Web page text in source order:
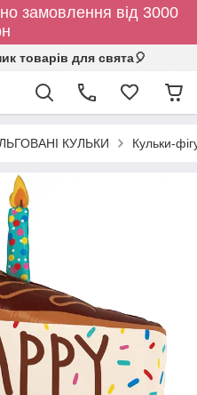
замовлення від 3000
товарів для свята🎈
КУЛЬКИ Кульки-